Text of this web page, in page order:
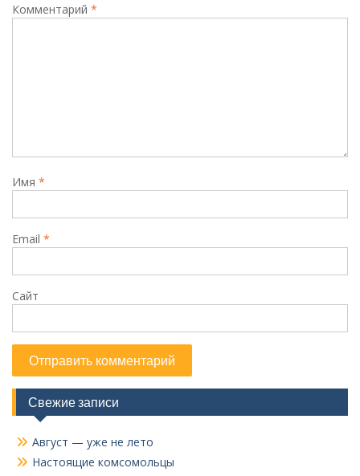
Комментарий *
Имя *
Email *
Сайт
Свежие записи
Август — уже не лето
Настоящие комсомольцы